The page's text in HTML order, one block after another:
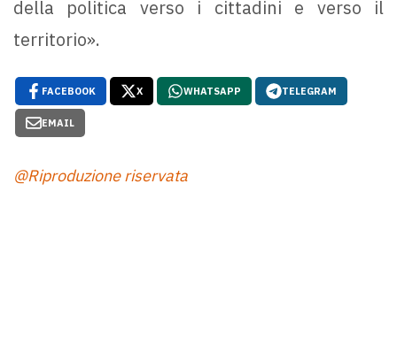
della politica verso i cittadini e verso il
territorio».
FACEBOOK X WHATSAPP TELEGRAM
EMAIL
@Riproduzione riservata